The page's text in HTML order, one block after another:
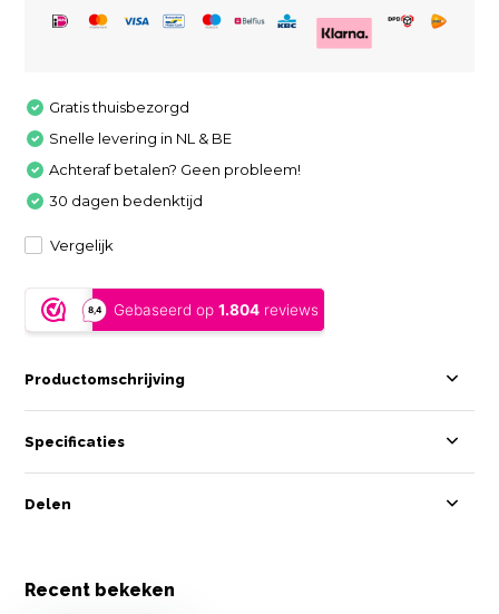
Gratis thuisbezorgd
Snelle levering in NL & BE
Achteraf betalen? Geen probleem!
30 dagen bedenktijd
Vergelijk
Productomschrijving
Specificaties
Delen
Recent bekeken